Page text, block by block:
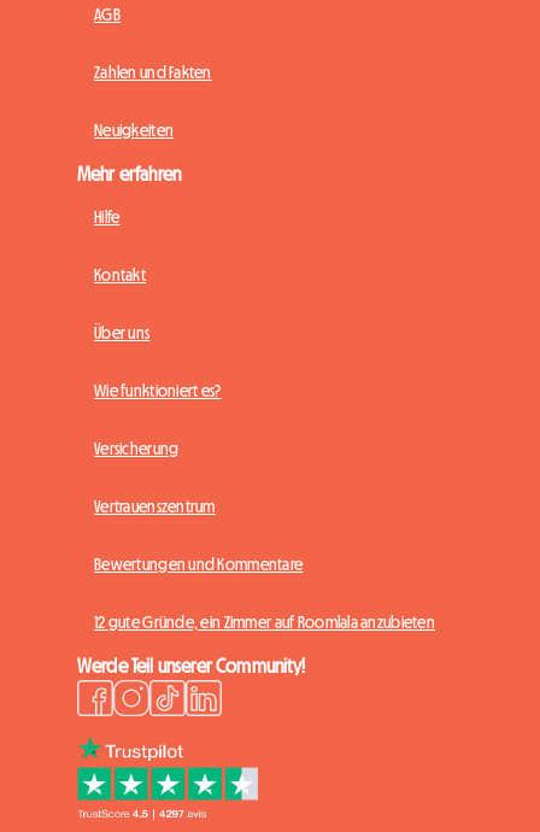
AGB
Zahlen und Fakten
Neuigkeiten
Mehr erfahren
Hilfe
Kontakt
Über uns
Wie funktioniert es?
Versicherung
Vertrauenszentrum
Bewertungen und Kommentare
12 gute Gründe, ein Zimmer auf Roomlala anzubieten
Werde Teil unserer Community!